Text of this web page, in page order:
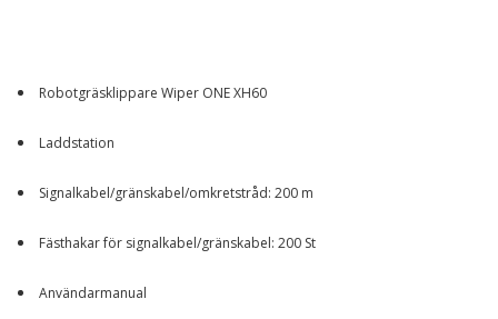
Robotgräsklippare Wiper ONE XH60
Laddstation
Signalkabel/gränskabel/omkretstråd: 200 m
Fästhakar för signalkabel/gränskabel: 200 St
Användarmanual